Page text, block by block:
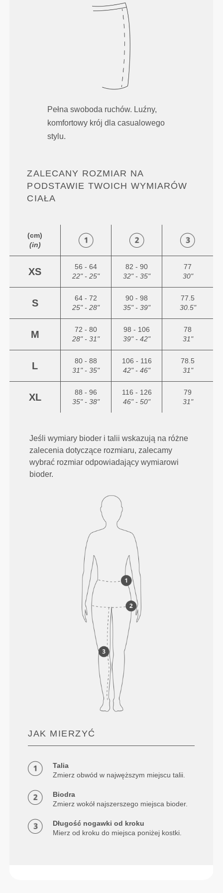
Pełna swoboda ruchów. Luźny,
komfortowy krój dla casualowego
stylu.
ZALECANY ROZMIAR NA
PODSTAWIE TWOICH WYMIARÓW
CIAŁA
(cm)
(in)
XS
56 - 64
22" - 25"
82 - 90
32" - 35"
77
30"
S
64 - 72
25" - 28"
90 - 98
35" - 39"
77.5
30.5"
M
72 - 80
28" - 31"
98 - 106
39" - 42"
78
31"
L
80 - 88
31" - 35"
106 - 116
42" - 46"
78.5
31"
XL
88 - 96
35" - 38"
116 - 126
46" - 50"
79
31"
Jeśli wymiary bioder i talii wskazują na różne
zalecenia dotyczące rozmiaru, zalecamy
wybrać rozmiar odpowiadający wymiarowi
bioder.
JAK MIERZYĆ
Talia
Zmierz obwód w najwęższym miejscu talii.
Biodra
Zmierz wokół najszerszego miejsca bioder.
Długość nogawki od kroku
Mierz od kroku do miejsca poniżej kostki.